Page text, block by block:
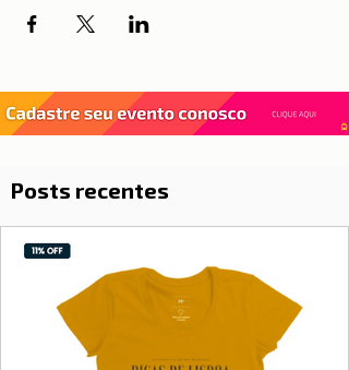
Posts recentes